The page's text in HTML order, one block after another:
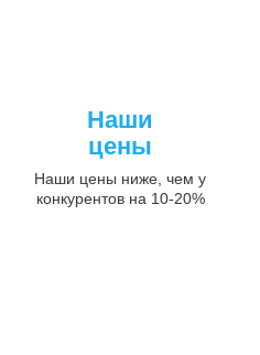
Наши
цены
Наши цены ниже, чем у
конкурентов на 10-20%